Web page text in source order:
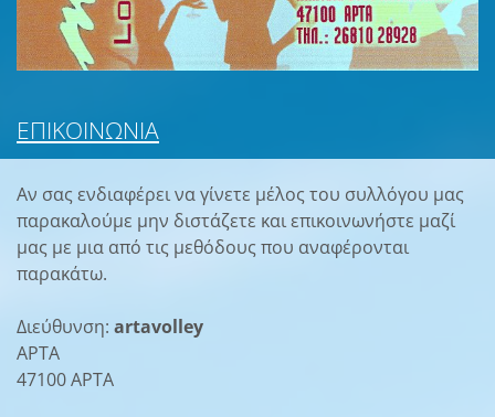
ΕΠΙΚΟΙΝΩΝΊΑ
Αν σας ενδιαφέρει να γίνετε μέλος του συλλόγου μας
παρακαλούμε μην διστάζετε και επικοινωνήστε μαζί
μας με μια από τις μεθόδους που αναφέρονται
παρακάτω.
Διεύθυνση: artavolley
ΑΡΤΑ
47100 ΑΡΤΑ